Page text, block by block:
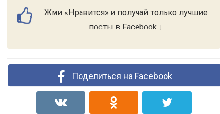
Жми «Нравится» и получай только лучшие
посты в Facebook ↓
Поделиться на Facebook